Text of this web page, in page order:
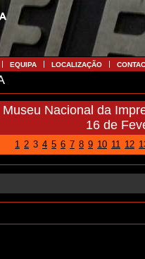
EQUIPA LOCALIZAÇÃO
Museu Nacional da
16 de
1 2 3 4 5 6 7 8 9 10 11 12